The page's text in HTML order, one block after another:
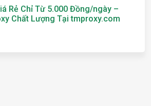
Rẻ Chỉ Từ 5.000 Đồng/ngày –
Chất Lượng Tại tmproxy.com